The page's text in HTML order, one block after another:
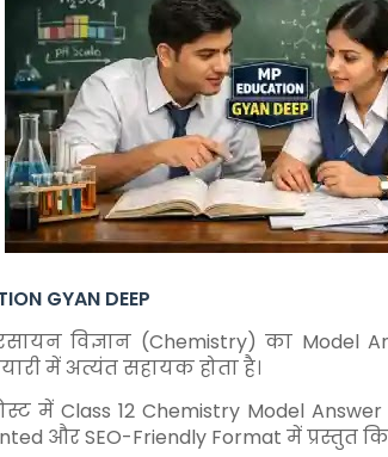
GYAN DEEP
विज्ञान (Chemistry) का Model
में अत्यंत सहायक होता है।
में Class 12 Chemistry Model
और SEO-Friendly Format में प्रस्तुत